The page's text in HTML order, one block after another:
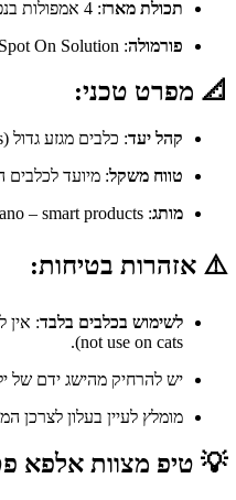
תכולת מארז: 4 אמפולות בנפח 4.8 מ"ל כל אחת.
פורמולה: Soltif Home 480 Spot On Solution.
📐 מפרט טכני:
קהל יעד: כלבים מגזע גדול (Large dogs).
טווח משקל: מיועד לכלבים
מותג: Solano – smart products.
⚠️ אזהרות בטיחות:
לשימוש בכלבים בלבד
not use on cats).
יש להרחיק מהישג ידם של
מומלץ לעיין בעלון לצרכן
💡 טיפ מצוות אלפא